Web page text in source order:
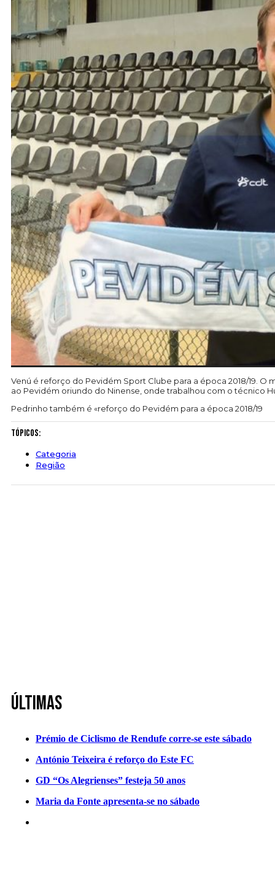
Venú é reforço do Pevidém Sport Clube para a época 2018/19.
ao Pevidém oriundo do Ninense, onde trabalhou com o técnico
Pedrinho também é «reforço do Pevidém para a época 2018/19
Tópicos:
Categoria
Região
Últimas
Prémio de Ciclismo de Rendufe corre-se este sábado
António Teixeira é reforço do Este FC
GD “Os Alegrienses” festeja 50 anos
Maria da Fonte apresenta-se no sábado